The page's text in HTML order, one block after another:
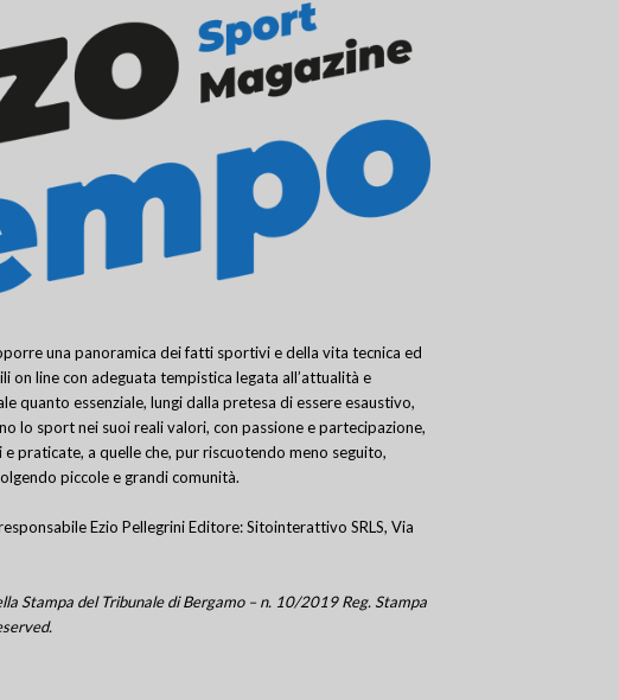
una panoramica dei fatti sportivi e della vita tecnica ed
line con adeguata tempistica legata all’attualità e
quanto essenziale, lungi dalla pretesa di essere esaustivo,
lo sport nei suoi reali valori, con passione e partecipazione,
praticate, a quelle che, pur riscuotendo meno seguito,
piccole e grandi comunità.
Ezio Pellegrini Editore: Sitointerattivo SRLS, Via
Stampa del Tribunale di Bergamo – n. 10/2019 Reg. Stampa